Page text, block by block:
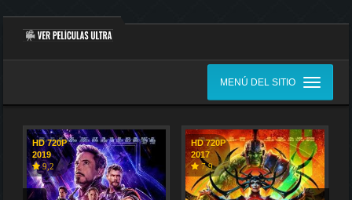
MENÚ DEL SITIO
HD 720P
2019
9,2
HD 720P
2017
7,9